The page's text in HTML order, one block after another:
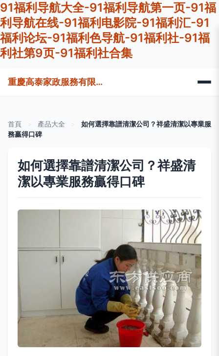
91福利导航大全-91福利导航第一页-91福
利导航在线-91福利电影院-91福利汇-91
福利论坛-91福利色导航-91福利社-91福
利社第9页-91福利社合集
重慶高泰家政服務有限公司
首頁 產品大全
如何選擇靠譜清潔公司？祥盛清潔以專業服
務贏得口碑
如何選擇靠譜清潔公司？祥盛清
潔以專業服務贏得口碑